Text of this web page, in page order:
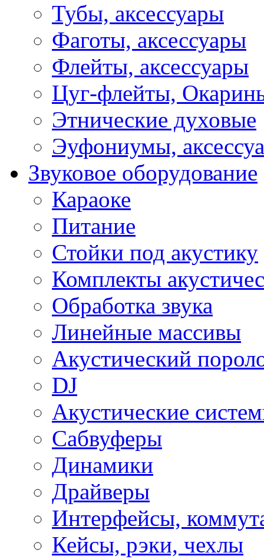
Тубы, аксессуары
Фаготы, аксессуары
Флейты, аксессуары
Цуг-флейты,
Этнические духовые
Эуфониумы,
Звуковое оборудование
Караоке
Питание
Стойки под акустику
Комплекты
Обработка звука
Линейные массивы
Акустический
DJ
Акустические
Сабвуферы
Динамики
Драйверы
Интерфейсы,
Кейсы, рэки, чехлы